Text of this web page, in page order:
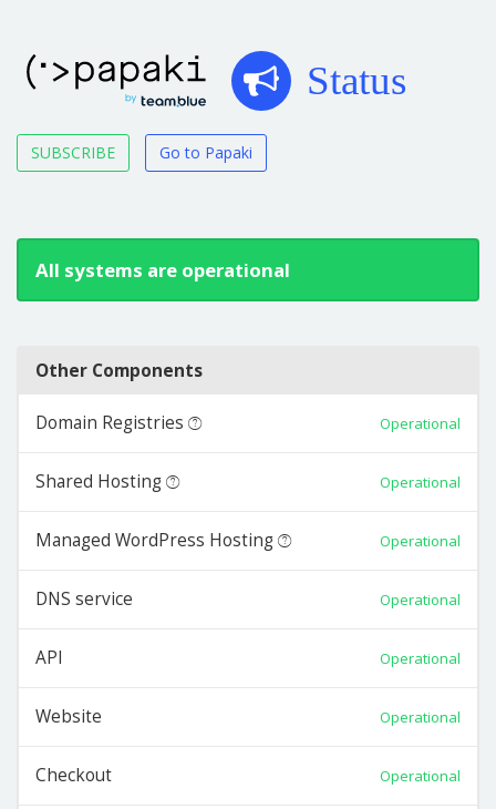
Status
SUBSCRIBE Go to Papaki
All systems are operational
Other Components
Domain Registries Operational
Shared Hosting Operational
Managed WordPress Hosting Operational
DNS service Operational
API Operational
Website Operational
Checkout Operational